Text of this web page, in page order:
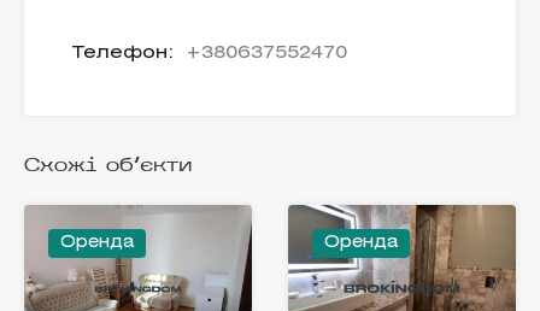
Телефон: +380637552470
Схожі об'єкти
Оренда Оренда